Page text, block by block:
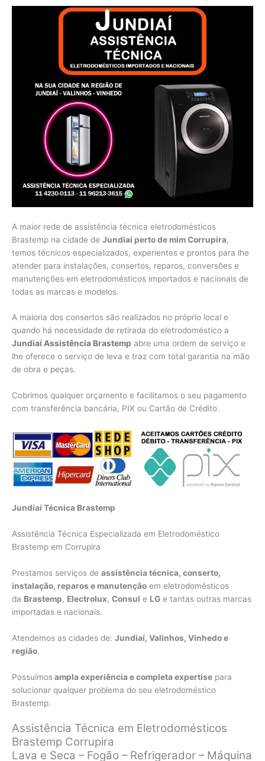
A maior rede de assistência técnica eletrodomésticos
Brastemp na cidade de Jundiaí perto de mim Corrupira,
temos técnicos especializados, experientes e prontos para lhe
atender para instalações, consertos, reparos, conversões e
manutenções em eletrodomésticos importados e nacionais de
todas as marcas e modelos.
A maioria dos consertos são realizados no próprio local e
quando há necessidade de retirada do eletrodoméstico a
Jundiaí Assistência Brastemp abre uma ordem de serviço e
lhe oferece o serviço de leva e traz com total garantia na mão
de obra e peças.
Cobrimos qualquer orçamento e facilitamos o seu pagamento
com transferência bancária, PIX ou Cartão de Crédito.
Jundiaí Técnica Brastemp
Assistência Técnica Especializada em Eletrodoméstico
Brastemp em Corrupira
Prestamos serviços de assistência técnica, conserto,
instalação, reparos e manutenção em eletrodomésticos
da Brastemp, Electrolux, Consul e LG e tantas outras marcas
importadas e nacionais.
Atendemos as cidades de: Jundiaí, Valinhos, Vinhedo e
região.
Possuímosampla experiência e completa expertise para
solucionar qualquer problema do seu eletrodoméstico
Brastemp.
Assistência Técnica em Eletrodomésticos
Brastemp Corrupira
Lava e Seca – Fogão – Refrigerador – Máquina